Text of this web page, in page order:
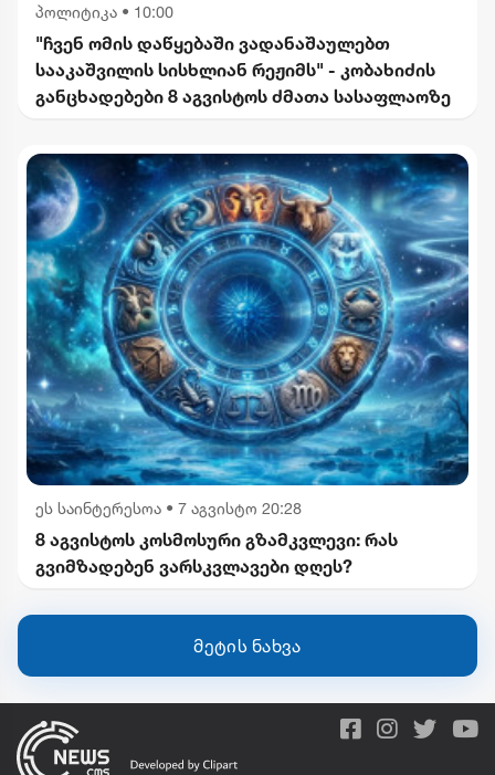
პოლიტიკა • 10:00
"ჩვენ ომის დაწყებაში ვადანაშაულებთ
სააკაშვილის სისხლიან რეჟიმს" - კობახიძის
განცხადებები 8 აგვისტოს ძმათა სასაფლაოზე
ეს საინტერესოა • 7 აგვისტო 20:28
8 აგვისტოს კოსმოსური გზამკვლევი: რას
გვიმზადებენ ვარსკვლავები დღეს?
მეტის ნახვა